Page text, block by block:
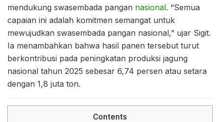
mendukung swasembada pangan nasional. “Semua
capaian ini adalah komitmen semangat untuk
mewujudkan swasembada pangan nasional,” ujar Sigit.
Ia menambahkan bahwa hasil panen tersebut turut
berkontribusi pada peningkatan produksi jagung
nasional tahun 2025 sebesar 6,74 persen atau setara
dengan 1,8 juta ton.
Contents